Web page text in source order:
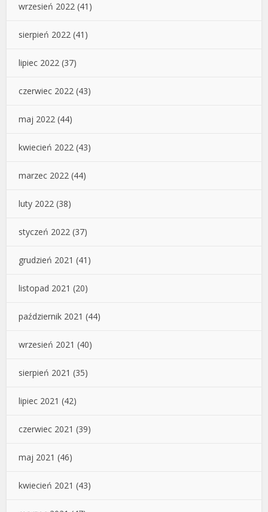
wrzesień 2022 (41)
sierpień 2022 (41)
lipiec 2022 (37)
czerwiec 2022 (43)
maj 2022 (44)
kwiecień 2022 (43)
marzec 2022 (44)
luty 2022 (38)
styczeń 2022 (37)
grudzień 2021 (41)
listopad 2021 (20)
październik 2021 (44)
wrzesień 2021 (40)
sierpień 2021 (35)
lipiec 2021 (42)
czerwiec 2021 (39)
maj 2021 (46)
kwiecień 2021 (43)